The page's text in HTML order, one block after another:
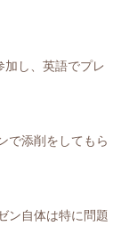
し、英語でプレ
で添削をしてもら
ン自体は特に問題